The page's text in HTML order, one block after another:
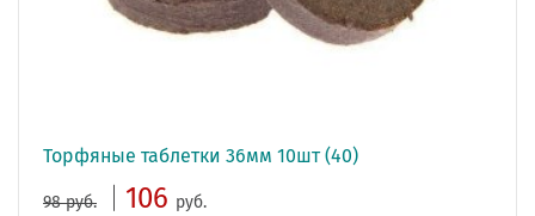
Торфяные таблетки 36мм 10шт (40)
98 руб. 106 руб.